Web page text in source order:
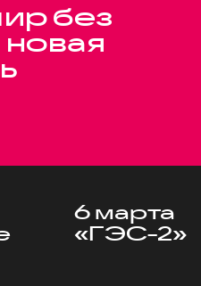
без
6 марта
«ГЭС-2»